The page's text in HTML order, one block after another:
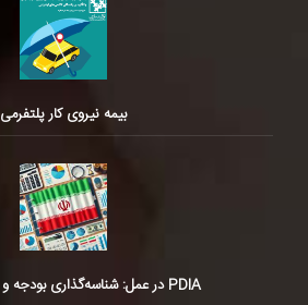
بیمه نیروی کار پلتفرمی
PDIA در عمل: شناسه‌گذاری بودجه و طبقه‌بندی آن